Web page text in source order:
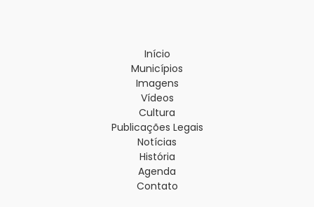
Início
Municípios
Imagens
Vídeos
Cultura
Publicações Legais
Notícias
História
Agenda
Contato